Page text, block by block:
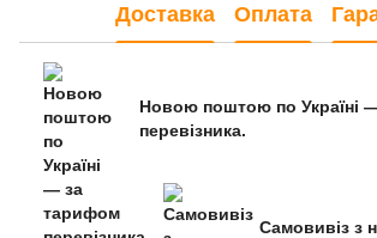
Доставка Оплата
Новою поштою по Україні
перевізника.
Самовивіз з